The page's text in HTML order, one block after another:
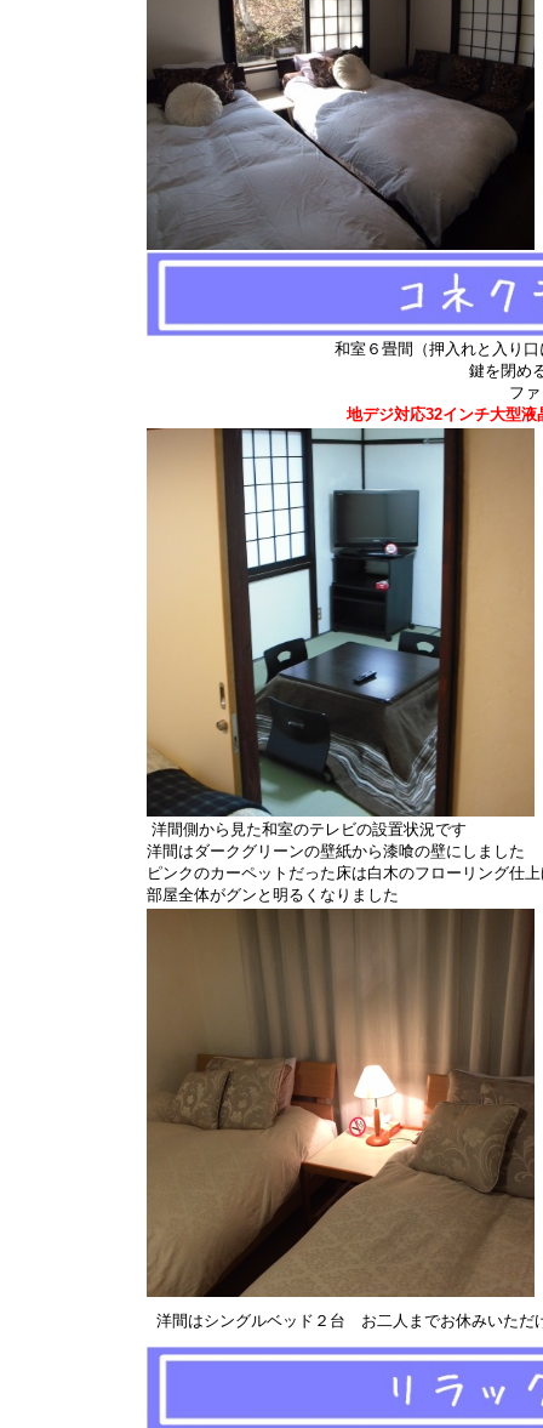
和室６畳間（押入れと入り
鍵を閉め
フ
地デジ対応32インチ大型
洋間側から見た和室のテレビの設置状況です
洋間はダークグリーンの壁紙から漆喰の壁にしました
ピンクのカーペットだった床は白木のフローリング仕
部屋全体がグンと明るくなりました
洋間はシングルベッド２台 お二人までお休みいただ